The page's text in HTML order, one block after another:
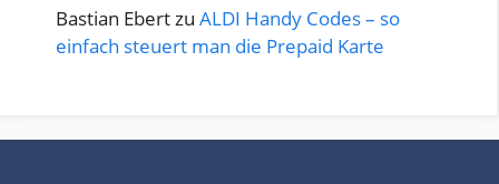
Bastian Ebertzu ALDI Handy Codes – so
einfach steuert man die Prepaid Karte